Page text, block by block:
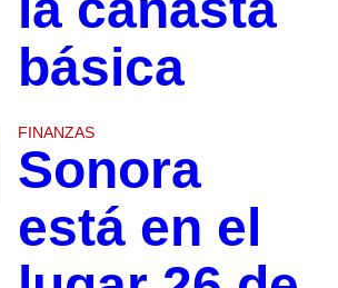
básica
FINANZAS
Sonora
está en el